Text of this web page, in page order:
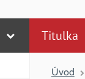
Titulka
Úvod